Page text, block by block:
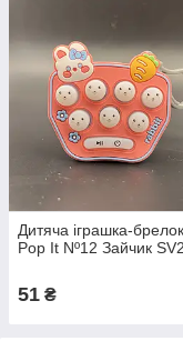
Дитяча іграшка-брелок
Pop It Nº12 Зайчик
51 ₴